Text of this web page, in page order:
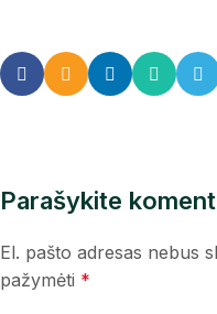
Parašykite
El. pašto adresas nebus
pažymėti *